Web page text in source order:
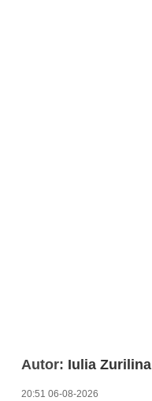
Autor: Iulia Zurilina
20:51 06-08-2026